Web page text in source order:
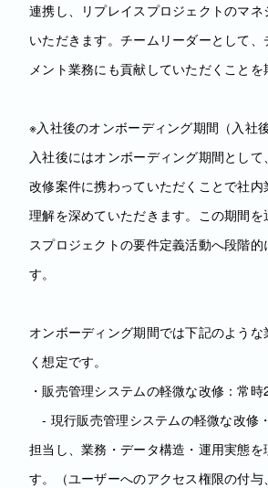
連携し、リプレイスプロジェクトのマネ
いただきます。チームリーダーとして
メント業務にも貢献していただくことを
※入社後のオンボーディング期間（入社後
入社後にはオンボーディング期間とし
改修案件に携わっていただくことで社
理解を深めていただきます。この期間を
スプロジェクトの要件定義活動へ段階的
す。
オンボーディング期間では下記のよう
く想定です。
・販売管理システムの軽微な改修：常時
- 現行販売管理システムの軽微な改修
担当し、業務・データ構造・運用実態を
す。（ユーザーへのアクセス権限の付与